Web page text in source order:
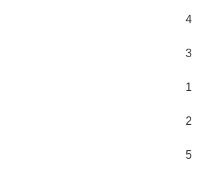
4
3
1
2
5